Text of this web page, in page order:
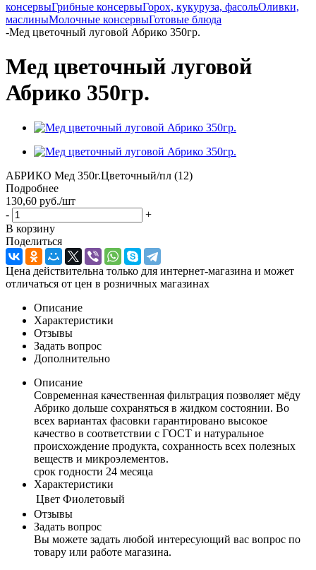
консервыГрибные консервыГорох, кукуруза, фасольОливки,
маслиныМолочные консервыГотовые блюда
-Мед цветочный луговой Абрико 350гр.
Мед цветочный луговой
Абрико 350гр.
АБРИКО Мед 350г.Цветочный/пл (12)
Подробнее
130,60 руб./шт
-
+
В корзину
Поделиться
Цена действительна только для интернет-магазина и может
отличаться от цен в розничных магазинах
Описание
Характеристики
Отзывы
Задать вопрос
Дополнительно
Описание
Современная качественная фильтрация позволяет мёду
Абрико дольше сохраняться в жидком состоянии. Во
всех вариантах фасовки гарантировано высокое
качество в соответствии с ГОСТ и натуральное
происхождение продукта, сохранность всех полезных
веществ и микроэлементов.
срок годности 24 месяца
Характеристики
Цвет Фиолетовый
Отзывы
Задать вопрос
Вы можете задать любой интересующий вас вопрос по
товару или работе магазина.